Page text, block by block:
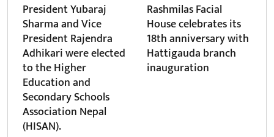
President Yubaraj
Sharma and Vice
President Rajendra
Adhikari were elected
to the Higher
Education and
Secondary Schools
Association Nepal
(HISAN).
Rashmilas Facial
House celebrates its
18th anniversary with
Hattigauda branch
inauguration